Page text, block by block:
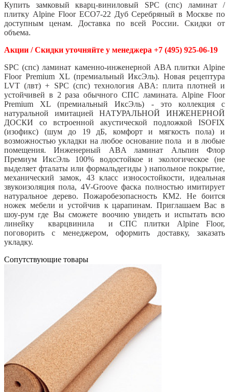
Купить замковый кварц-виниловый SPC (спс) ламинат /
плитку Alpine Floor ECO7-22 Дуб Серебряный в Москве по
доступным ценам. Доставка по всей России. Скидки от
объема.
Акции / Скидки уточняйте у менеджера +7 (495) 925-06-19
SPC (спс) ламинат каменно-инженерной ABA плитки Alpine
Floor Premium XL (премиальный ИксЭль). Новая рецептура
LVT (лвт) + SPC (спс) технология ABA: плита плотней и
устойчивей в 2 раза обычного СПС ламината. Alpine Floor
Premium XL (премиальный ИксЭль) - это коллекция с
натуральной имитацией НАТУРАЛЬНОЙ ИНЖЕНЕРНОЙ
ДОСКИ со встроенной акустической подложкой ISOFIX
(изофикс) (шум до 19 дБ, комфорт и мягкость пола) и
возможностью укладки на любое основание пола и в любые
помещения. Инженерный ABA ламинат Альпин Флор
Премиум ИксЭль 100% водостойкое и экологическое (не
выделяет фталаты или формальдегиды ) напольное покрытие,
механический замок, 43 класс износостойкости, идеальная
звукоизоляция пола, 4V-Groove фаска полностью имитирует
натуральное дерево. Пожаробезопасность КМ2. Не боится
ножек мебели и устойчив к царапинам. Приглашаем Вас в
шоу-рум где Вы сможете воочию увидеть и испытать всю
линейку кварцвинила и СПС плитки Alpine Floor,
поговорить с менеджером, оформить доставку, заказать
укладку.
Cопутствующие товары